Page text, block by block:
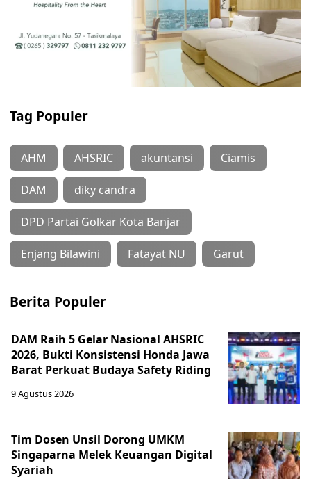
Tag Populer
AHM AHSRIC akuntansi Ciamis
DAM diky candra
DPD Partai Golkar Kota Banjar
Enjang Bilawini Fatayat NU Garut
Berita Populer
DAM Raih 5 Gelar Nasional AHSRIC
2026, Bukti Konsistensi Honda Jawa
Barat Perkuat Budaya Safety Riding
9 Agustus 2026
Tim Dosen Unsil Dorong UMKM
Singaparna Melek Keuangan Digital
Syariah